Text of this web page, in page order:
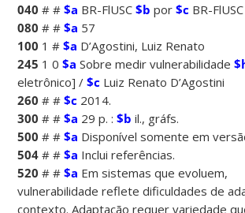
040 # #$a BR-FlUSC$b por$c BR-FlUSC
080 # #$a 57
100 1 #$a D’Agostini, Luiz Renato
245 1 0$a Sobre medir vulnerabilidade
eletrônico] /$c Luiz Renato D’Agostini
260 # #$c 2014.
300 # #$a 29 p. :$b il., gráfs.
500 # #$a Disponível somente em
504 # #$a Inclui referências.
520 # #$a Em sistemas que evoluem,
vulnerabilidade reflete dificuldades de
contexto. Adaptação requer variedade